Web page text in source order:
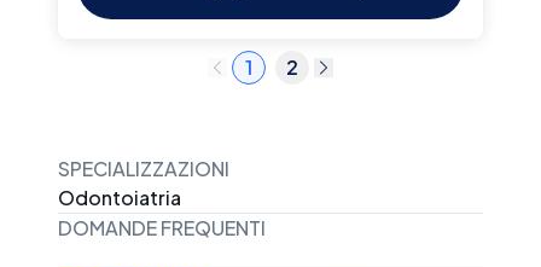
1 2
SPECIALIZZAZIONI
Odontoiatria
DOMANDE FREQUENTI